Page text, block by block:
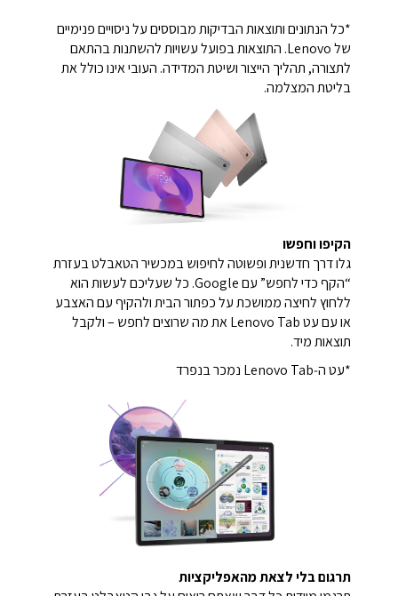
*כל הנתונים ותוצאות הבדיקות מבוססים על ניסויים פנימיים
של Lenovo. התוצאות בפועל עשויות להשתנות בהתאם
לתצורה, תהליך הייצור ושיטת המדידה. העובי אינו כולל את
בליטת המצלמה.
הקיפו וחפשו
גלו דרך חדשנית ופשוטה לחיפוש במכשיר הטאבלט בעזרת
“הקף כדי לחפש” עם Google. כל שעליכם לעשות הוא
ללחוץ לחיצה ממושכת על כפתור הבית ולהקיף עם האצבע
או עם עט Lenovo Tab את מה שרוצים לחפש – ולקבל
תוצאות מיד.
*עט ה‑Lenovo Tab נמכר בנפרד
תרגום בלי לצאת מהאפליקציות